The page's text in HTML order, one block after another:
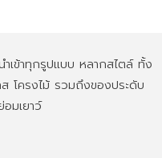
เข้าทุกรูปแบบ หลากสไตล์ ทั้ง
โครงไม้ รวมถึงของประดับ
มเยาว์